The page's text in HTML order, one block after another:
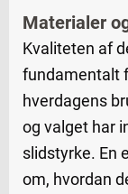
Materialer
Kvaliteten af
fundamentalt
hverdagens
og valget har
slidstyrke. En
om, hvordan